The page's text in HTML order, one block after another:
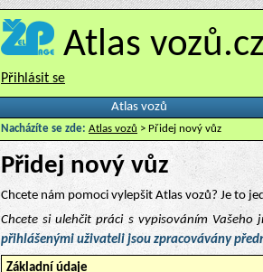
Atlas vozů.cz
Přihlásit se
Atlas vozů
Nacházíte se zde: Atlas vozů > Přidej nový vůz
Přidej nový vůz
Chcete nám pomoci vylepšit Atlas vozů? Je to
Chcete si ulehčit práci s vypisováním
přihlášenými uživateli jsou zpracovávány
Základní údaje